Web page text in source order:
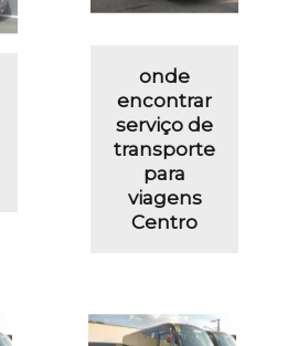
onde
encontrar
serviço de
transporte
para
viagens
Centro